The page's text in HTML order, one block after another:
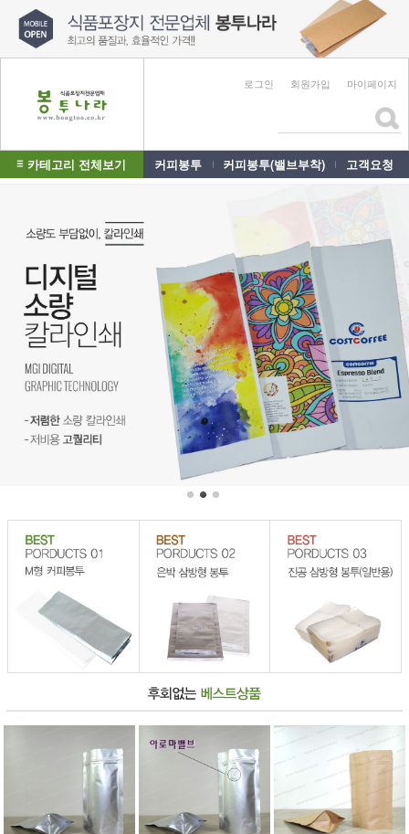
로그인 회원가입 마이페이지
카테고리 전체보기 커피봉투 커피봉투(밸브부착) 고객요청